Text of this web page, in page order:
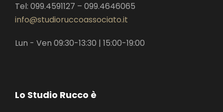
Tel: 099.4591127 – 099.4646065
info@studioruccoassociato.it
Lun - Ven 09:30-13:30 | 15:00-19:00
Lo Studio Rucco è